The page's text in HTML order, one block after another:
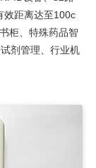
效距离达至100c
柜、特殊药品智
剂管理、行业机